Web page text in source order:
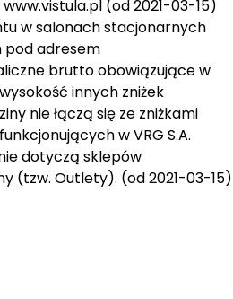
(od 2021-03-15)
w salonach stacjonarnych
pod adresem
brutto obowiązujące w
innych zniżek
nie łączą się ze zniżkami
w VRG S.A.
dotyczą sklepów
(tzw. Outlety). (od 2021-03-15)